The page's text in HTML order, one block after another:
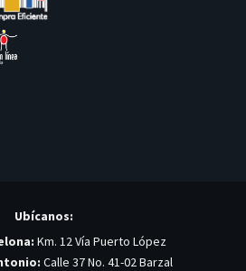
Ubícanos:
Km. 12 Vía Puerto López
Calle 37 No. 41-02 Barzal